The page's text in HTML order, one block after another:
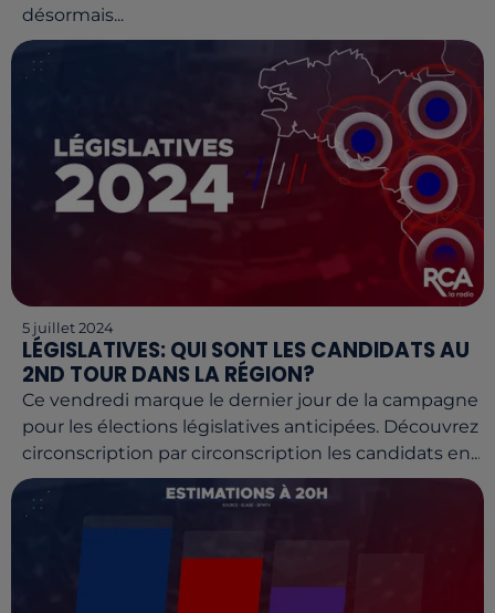
désormais...
5 juillet 2024
LÉGISLATIVES: QUI SONT LES CANDIDATS AU
2ND TOUR DANS LA RÉGION?
Ce vendredi marque le dernier jour de la campagne
pour les élections législatives anticipées. Découvrez
circonscription par circonscription les candidats en...